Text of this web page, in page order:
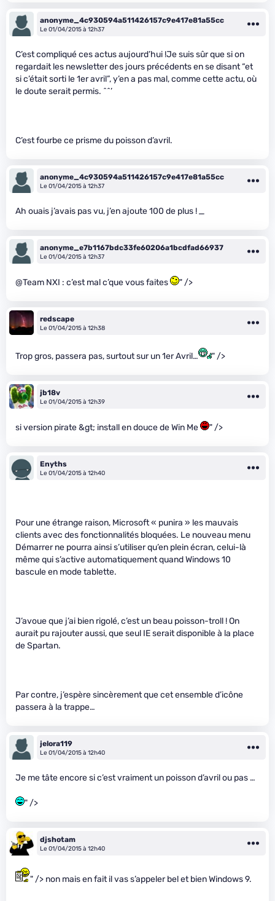
anonyme_4c930594a511426157c9e417e81a55cc
Le 01/04/2015 à 12h37
C’est compliqué ces actus aujourd’hui !Je suis sûr que si on
regardait les newsletter des jours précédents en se disant “et
si c’était sorti le 1er avril”, y’en a pas mal, comme cette actu, où
le doute serait permis. ^^’
C’est fourbe ce prisme du poisson d’avril.
anonyme_4c930594a511426157c9e417e81a55cc
Le 01/04/2015 à 12h37
Ah ouais j’avais pas vu, j’en ajoute 100 de plus !_
anonyme_e7b1167bdc33fe60206a1bcdfad66937
Le 01/04/2015 à 12h37
@Team NXI : c’est mal c’que vous faites " />
redscape
Le 01/04/2015 à 12h38
Trop gros, passera pas, surtout sur un 1er Avril… " />
jb18v
Le 01/04/2015 à 12h39
si version pirate &gt; install en douce de Win Me " />
Enyths
Le 01/04/2015 à 12h40
Pour une étrange raison, Microsoft « punira » les mauvais
clients avec des fonctionnalités bloquées. Le nouveau menu
Démarrer ne pourra ainsi s’utiliser qu’en plein écran, celui-là
même qui s’active automatiquement quand Windows 10
bascule en mode tablette.
J’avoue que j’ai bien rigolé, c’est un beau poisson-troll ! On
aurait pu rajouter aussi, que seul IE serait disponible à la place
de Spartan.
Par contre, j’espère sincèrement que cet ensemble d’icône
passera à la trappe…
jelora119
Le 01/04/2015 à 12h40
Je me tâte encore si c’est vraiment un poisson d’avril ou pas …
" />
djshotam
Le 01/04/2015 à 12h40
" /> non mais en fait il vas s’appeler bel et bien Windows 9.